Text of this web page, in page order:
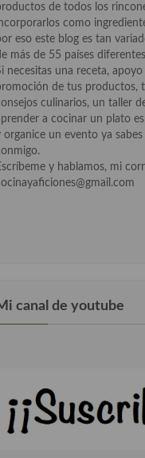
de todos los
como
eso este blog es tan
más de 55 países
necesitas una receta,
de tus productos,
culinarios, un taller
a cocinar un plato
organice un evento ya
y hablamos, mi
canal de youtube